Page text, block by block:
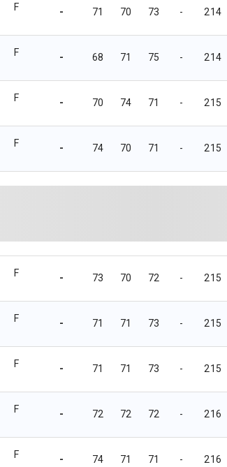
F - 71 70 73 - 214
F - 68 71 75 - 214
F - 70 74 71 - 215
F - 74 70 71 - 215
F - 73 70 72 - 215
F - 71 71 73 - 215
F - 71 71 73 - 215
F - 72 72 72 - 216
F - 74 71 71 - 216